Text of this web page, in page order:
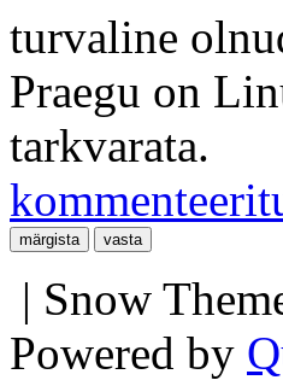
turvaline
Praegu on
tarkvarata.
| Snow
Powered by